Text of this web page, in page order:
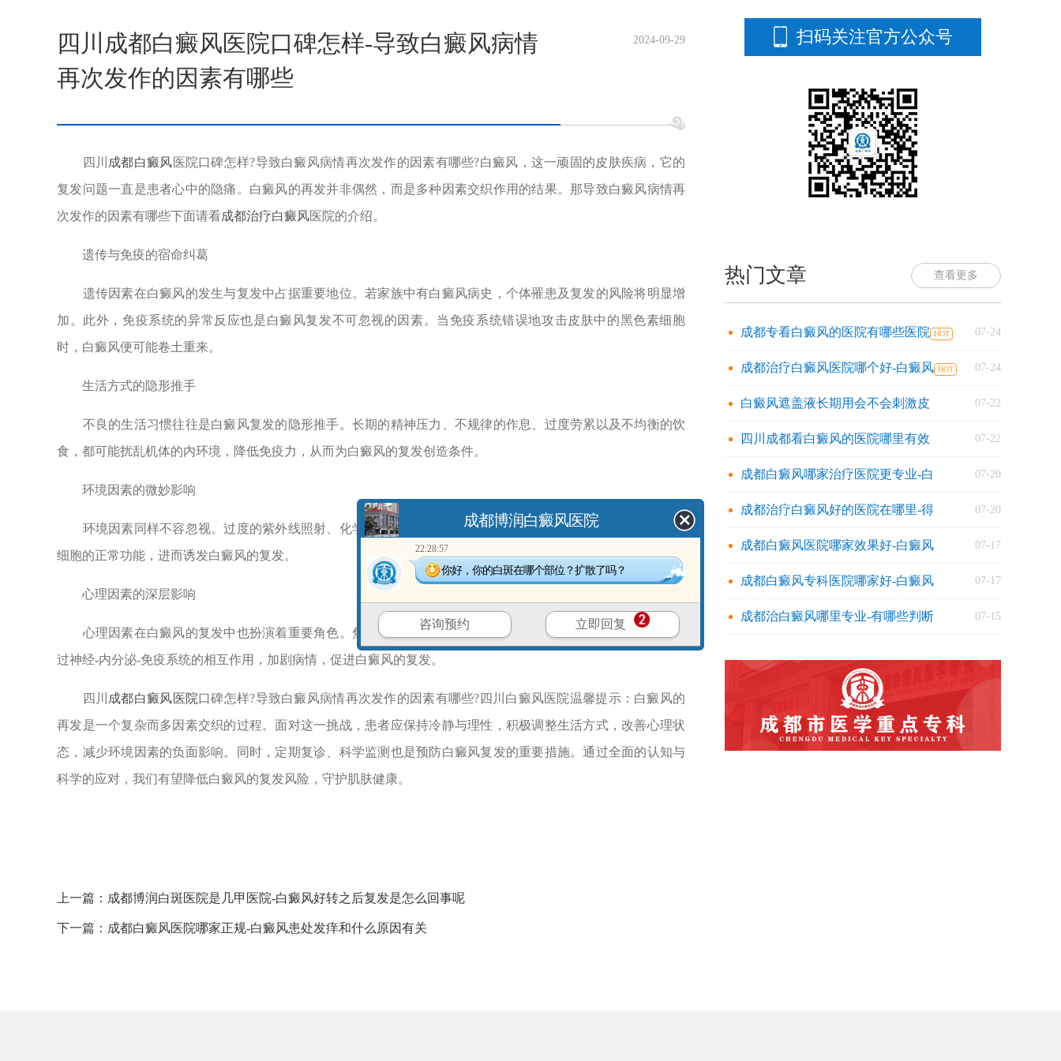
四川成都白癜风医院口碑怎样-导致白癜风病情
再次发作的因素有哪些
2024-09-29
四川 成都白癜风医院口碑怎样?导致白癜风病情再次发作的因素有哪些?白癜风，这一顽固的皮肤疾病，它的
复发问题一直是患者心中的隐痛。白癜风的再发并非偶然，而是多种因素交织作用的结果。那导致白癜风病情再
次发作的因素有哪些下面请看成都治疗白癜风医院的介绍。
遗传与免疫的宿命纠葛
遗传因素在白癜风的发生与复发中占据重要地位。若家族中有白癜风病史，个体罹患及复发的风险将明显增
加。此外，免疫系统的异常反应也是白癜风复发不可忽视的因素。当免疫系统错误地攻击皮肤中的黑色素细胞
时，白癜风便可能卷土重来。
生活方式的隐形推手
不良的生活习惯往往是白癜风复发的隐形推手。长期的精神压力、不规律的作息、过度劳累以及不均衡的饮
食，都可能扰乱机体的内环境，降低免疫力，从而为白癜风的复发创造条件。
环境因素的微妙影响
环境因素同样不容忽视。过度的紫外线照射、化学物质接触以及外伤等因素，都可能损伤皮肤，影响黑色素
细胞的正常功能，进而诱发白癜风的复发。
心理因素的深层影响
心理因素在白癜风的复发中也扮演着重要角色。焦虑、抑郁等负面情绪不仅影响患者的心理健康，还可能通
过神经-内分泌-免疫系统的相互作用，加剧病情，促进白癜风的复发。
四川 成都白癜风医院口碑怎样?导致白癜风病情再次发作的因素有哪些?四川白癜风医院温馨提示：白癜风的
再发是一个复杂而多因素交织的过程。面对这一挑战，患者应保持冷静与理性，积极调整生活方式，改善心理状
态，减少环境因素的负面影响。同时，定期复诊、科学监测也是预防白癜风复发的重要措施。通过全面的认知与
科学的应对，我们有望降低白癜风的复发风险，守护肌肤健康。
上一篇： 成都博润白斑医院是几甲医院-白癜风好转之后复发是怎么回事呢
下一篇： 成都白癜风医院哪家正规-白癜风患处发痒和什么原因有关
扫码关注官方公众号
热门文章 查看更多
成都专看白癜风的医院有哪些医院 07-24
成都治疗白癜风医院哪个好-白癜风 07-24
白癜风遮盖液长期用会不会刺激皮 07-22
四川成都看白癜风的医院哪里有效 07-22
成都白癜风哪家治疗医院更专业-白 07-20
成都治疗白癜风好的医院在哪里-得 07-20
成都白癜风医院哪家效果好-白癜风 07-17
成都白癜风专科医院哪家好-白癜风 07-17
成都治白癜风哪里专业-有哪些判断 07-15
成都博润白癜风医院
22:28:57
你好，你的白斑在哪个部位？扩散了吗？
咨询预约 立即回复